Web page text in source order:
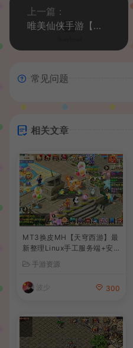
上一篇：
唯美仙侠手游【新剑侠情缘华山版】最新整理Linux手工服务端+安卓苹果双端+GM后台+详细搭建教程+视频教程
常见问题
相关文章
MT3换皮MH【天穹西游】最
新整理Linux手工服务端+安
建教程+全套源码+视频教程
手游资源
波少 300